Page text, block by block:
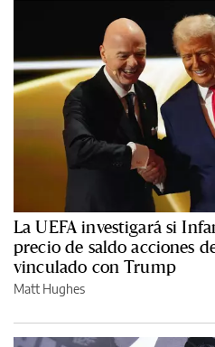
La UEFA investigará si
precio de saldo acciones
vinculado con Trump
Matt Hughes